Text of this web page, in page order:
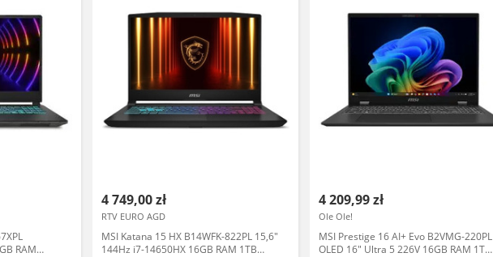
RAM
4 749,00 zł
RTV EURO AGD
MSI Katana 15 HX B14WFK-822PL 15,6"
144Hz i7-14650HX 16GB RAM 1TB
4 209,99 zł
Ole Ole!
MSI Prestige 16 AI+ Evo B2VMG-220PL
OLED 16" Ultra 5 226V 16GB RAM 1TB